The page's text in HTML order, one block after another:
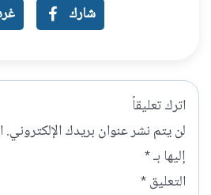
شارك
اترك تعليقاً
لن يتم نشر عنوان بريدك الإلكتروني.
إليها بـ*
التعليق*